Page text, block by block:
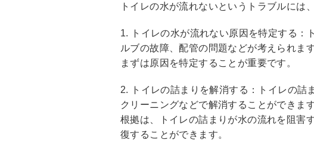
トイレの水が流れないというトラブルには
1. トイレの水が流れない原因を特定する：
ルブの故障、配管の問題などが考えられます
まずは原因を特定することが重要です。
2. トイレの詰まりを解消する：トイレの詰
クリーニングなどで解消することができます
根拠は、トイレの詰まりが水の流れを阻害
復することができます。